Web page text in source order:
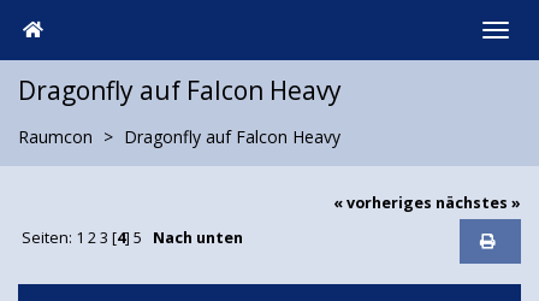
Dragonfly auf Falcon Heavy
Raumcon Dragonfly auf Falcon Heavy
« vorheriges nächstes »
Seiten: 1 2 3 [4] 5 Nach unten